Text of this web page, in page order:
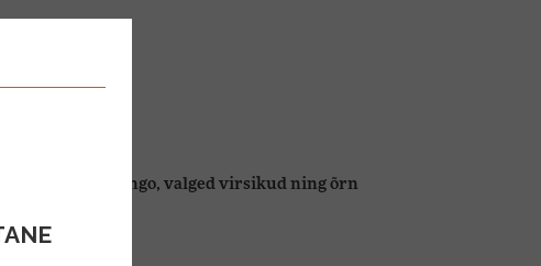
esile õun, mango, valged virsikud ning õrn